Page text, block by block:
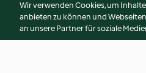
Wir verwenden Cookies, um
anbieten zu können und
an unsere Partner für soziale